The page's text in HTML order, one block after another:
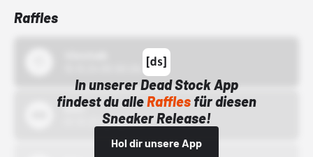
Raffles
In unserer Dead Stock App
findest du alleRafflesfür diesen
Sneaker Release!
Hol dir unsere App
Bstn
01.10.22 00:00 Uhr